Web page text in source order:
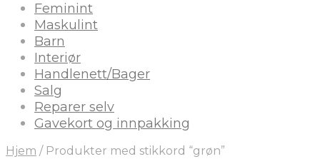
Feminint
Maskulint
Barn
Interiør
Handlenett/Bager
Salg
Reparer selv
Gavekort og innpakking
Hjem / Produkter med stikkord “grøn”